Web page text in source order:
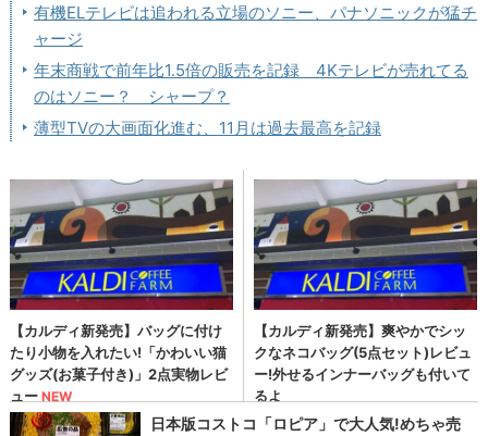
有機ELテレビは追われる立場のソニー、パナソニックが猛チ
ャージ
年末商戦で前年比1.5倍の販売を記録 4Kテレビが売れてる
のはソニー？ シャープ？
薄型TVの大画面化進む、11月は過去最高を記録